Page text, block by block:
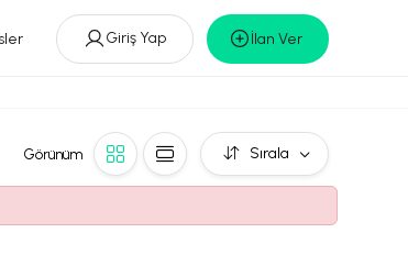
Giriş Yap İlan Ver
Görünüm Sırala